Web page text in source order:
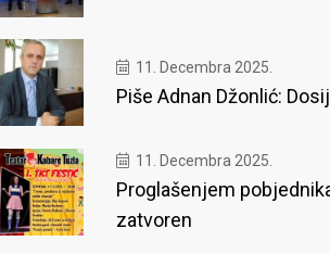
11. Decembra 2025.
Piše Adnan Džonlić:
11. Decembra 2025.
Proglašenjem
zatvoren